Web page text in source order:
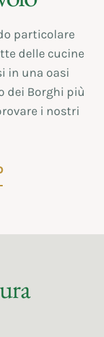
particolare
delle cucine
in una oasi
dei Borghi più
i nostri